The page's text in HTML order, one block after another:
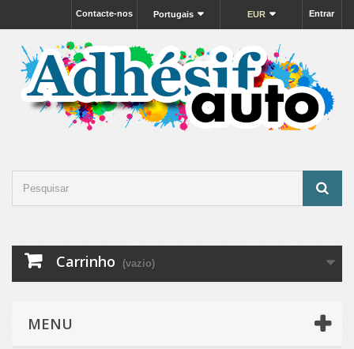
Entrar
EUR
Portugais
Contacte-nos
Carrinho (vazio)
MENU